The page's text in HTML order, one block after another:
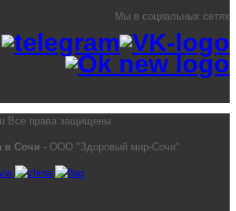
Мы в социальных сетях
Все права защищены.
в Сочи - ООО "Здоровый мир-Сочи"